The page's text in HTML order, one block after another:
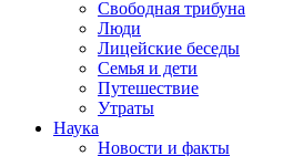
Свободная трибуна
Люди
Лицейские беседы
Семья и дети
Путешествие
Утраты
Наука
Новости и факты